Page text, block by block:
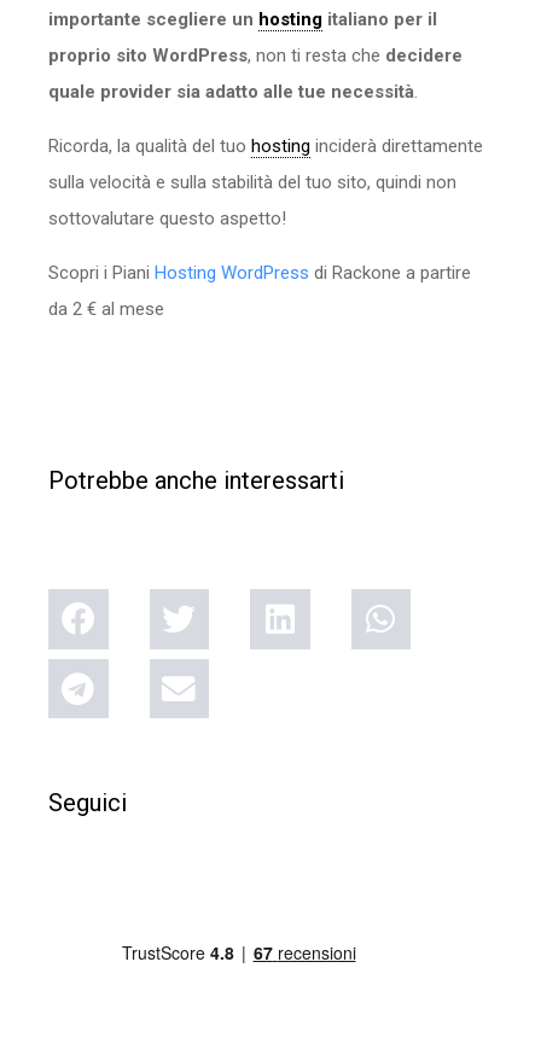
importante scegliere un hosting italiano per il
proprio sito WordPress, non ti resta che decidere
quale provider sia adatto alle tue necessità.
Ricorda, la qualità del tuo hosting inciderà direttamente
sulla velocità e sulla stabilità del tuo sito, quindi non
sottovalutare questo aspetto!
Scopri i Piani Hosting WordPress di Rackone a partire
da 2 € al mese
Potrebbe anche interessarti
Seguici